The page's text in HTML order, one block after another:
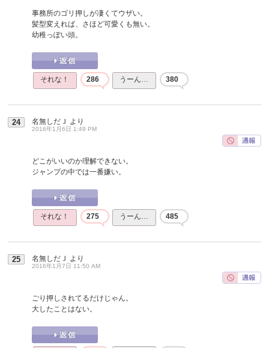
事務所のゴリ押しが凄くてウザい。
髪型変えれば、さほど可愛くも無い。
幼稚っぽい頭。
それな！ 286 うーん… 380
24 名無しだＪ より
2016年1月6日 1:49 PM
どこがいいのか理解できない。
ジャンプの中では一番嫌い。
それな！ 275 うーん… 485
25 名無しだＪ より
2016年1月7日 11:50 AM
ごり押しされてるだけじゃん。
大したことはない。